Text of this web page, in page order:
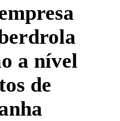
a nível
de